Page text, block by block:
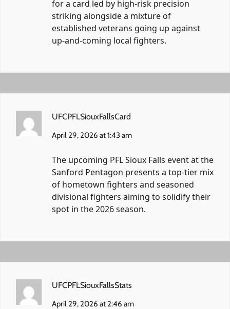
for a card led by high-risk precision
striking alongside a mixture of
established veterans going up against
up-and-coming local fighters.
UFCPFLSiouxFallsCard
April 29, 2026 at 1:43 am
The upcoming PFL Sioux Falls event at the
Sanford Pentagon presents a top-tier mix
of hometown fighters and seasoned
divisional fighters aiming to solidify their
spot in the 2026 season.
UFCPFLSiouxFallsStats
April 29, 2026 at 2:46 am